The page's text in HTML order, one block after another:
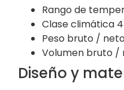
Rango de
Clase climática 4
Peso bruto / neto
Volumen bruto /
Diseño y